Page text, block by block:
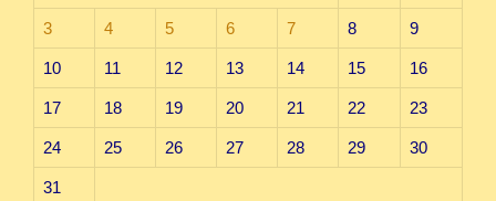
3 4 5 6 7 8 9
10 11 12 13 14 15 16
17 18 19 20 21 22 23
24 25 26 27 28 29 30
31